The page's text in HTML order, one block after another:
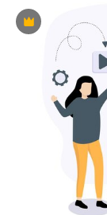
Premium